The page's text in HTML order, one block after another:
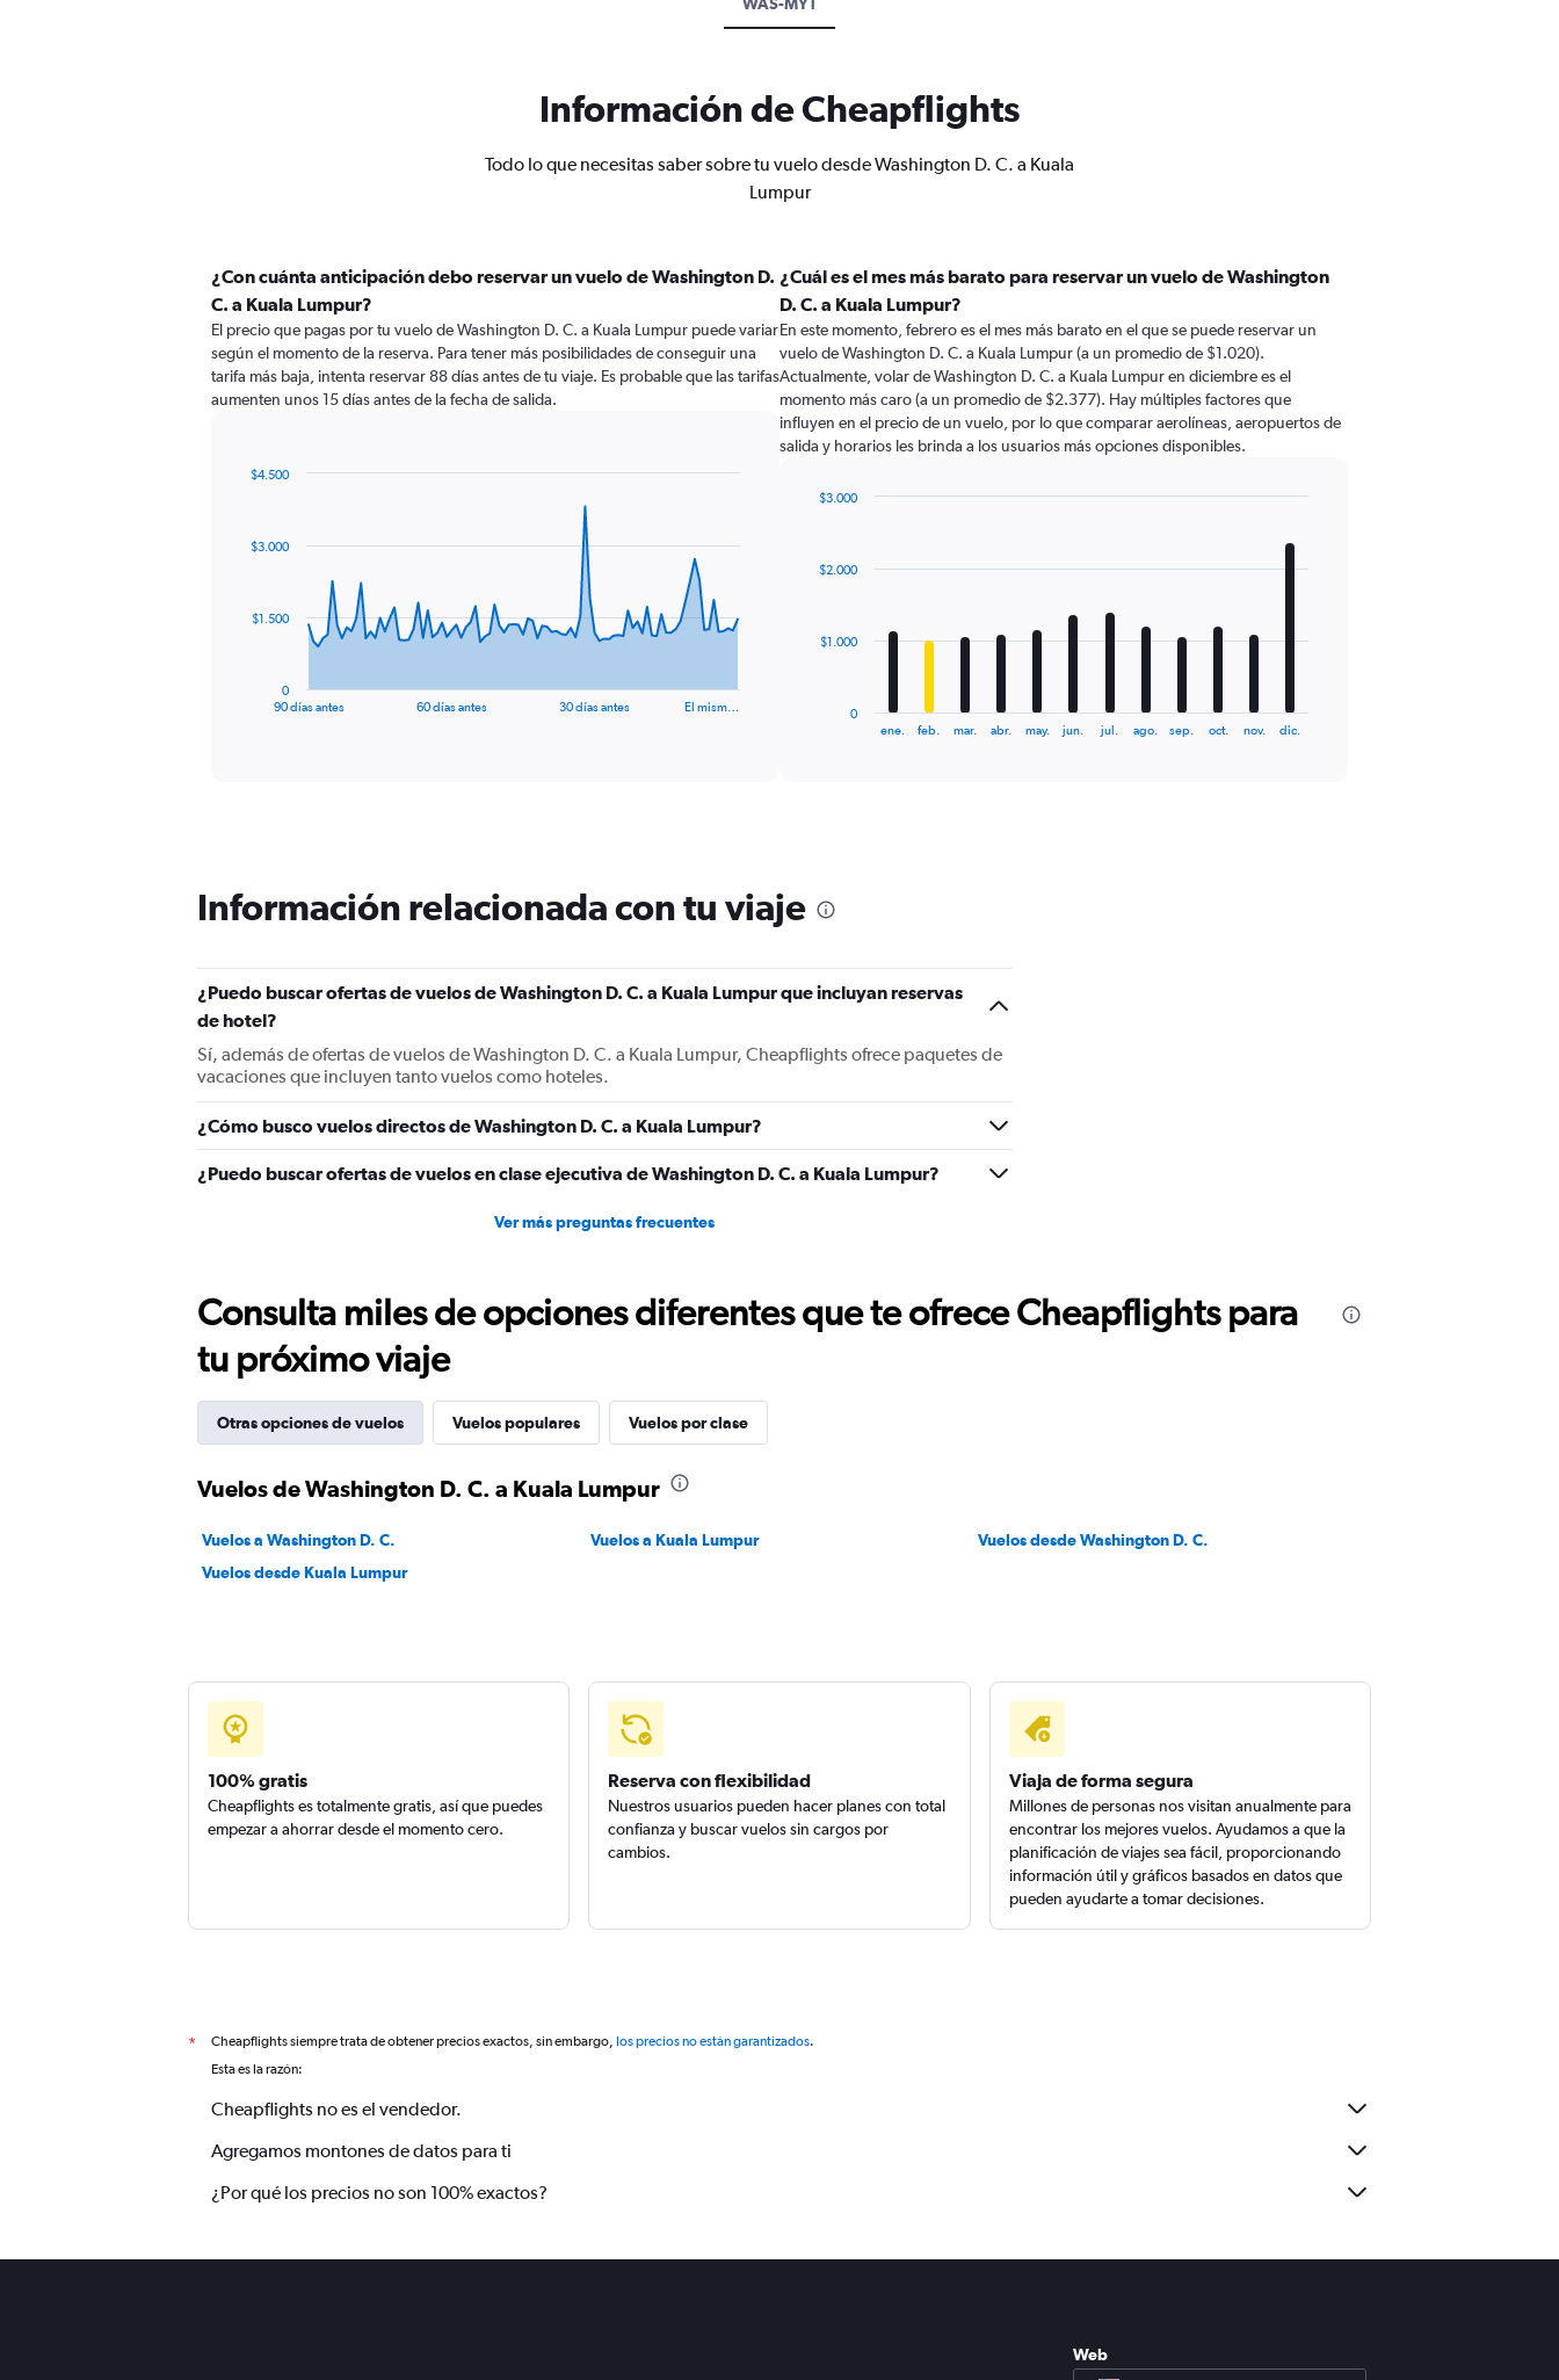
Información de Cheapflights
Todo lo que necesitas saber sobre tu vuelo desde Washington D. C. a Kuala
Lumpur
¿Con cuánta anticipación debo reservar un vuelo de Washington D.
C. a Kuala Lumpur?
El precio que pagas por tu vuelo de Washington D. C. a Kuala Lumpur puede variar
según el momento de la reserva. Para tener más posibilidades de conseguir una
tarifa más baja, intenta reservar 88 días antes de tu viaje. Es probable que las tarifas
aumenten unos 15 días antes de la fecha de salida.
data
The
has
1
axis
displaying
values.
0
to
4500.
90 días antes 60 días antes 30 días antes El mism…
0
$1.500
$3.000
$4.500
¿Cuál es el mes más barato para reservar un vuelo de Washington
D. C. a Kuala Lumpur?
En este momento, febrero es el mes más barato en el que se puede reservar un
vuelo de Washington D. C. a Kuala Lumpur (a un promedio de $1.020).
Actualmente, volar de Washington D. C. a Kuala Lumpur en diciembre es el
momento más caro (a un promedio de $2.377). Hay múltiples factores que
influyen en el precio de un vuelo, por lo que comparar aerolíneas, aeropuertos de
salida y horarios les brinda a los usuarios más opciones disponibles.
12
The
chart
Y
axis
Range:
to
ene. feb. mar. abr. may. jun. jul. ago. sep. oct. nov. dic.
0
$1.000
$2.000
$3.000
Información relacionada con tu viaje
¿Puedo buscar ofertas de vuelos de Washington D. C. a Kuala Lumpur que incluyan reservas
de hotel?
Sí, además de ofertas de vuelos de Washington D. C. a Kuala Lumpur, Cheapflights ofrece paquetes de
vacaciones que incluyen tanto vuelos como hoteles.
¿Cómo busco vuelos directos de Washington D. C. a Kuala Lumpur?
¿Puedo buscar ofertas de vuelos en clase ejecutiva de Washington D. C. a Kuala Lumpur?
Ver más preguntas frecuentes
Consulta miles de opciones diferentes que te ofrece Cheapflights para
tu próximo viaje
Otras opciones de vuelos Vuelos populares Vuelos por clase
Vuelos de Washington D. C. a Kuala Lumpur
Vuelos a Washington D. C. Vuelos a Kuala Lumpur
Vuelos desde Washington D. C.
Vuelos desde Kuala Lumpur
100% gratis
Cheapflights es totalmente gratis, así que puedes
empezar a ahorrar desde el momento cero.
Reserva con flexibilidad
Nuestros usuarios pueden hacer planes con total
confianza y buscar vuelos sin cargos por
cambios.
Viaja de forma segura
Millones de personas nos visitan anualmente para
encontrar los mejores vuelos. Ayudamos a que la
planificación de viajes sea fácil, proporcionando
información útil y gráficos basados en datos que
pueden ayudarte a tomar decisiones.
* Cheapflights siempre trata de obtener precios exactos, sin embargo, los precios no están garantizados.
Esta es la razón:
Cheapflights no es el vendedor.
Agregamos montones de datos para ti
¿Por qué los precios no son 100% exactos?
Web